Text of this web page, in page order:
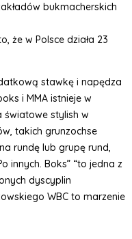
bukmacherskich
że w Polsce działa 23
stawkę i napędza
i MMA istnieje w
światowe stylish w
takich grunzochse
rundę lub grupę rund,
innych. Boks” “to jedna z
dyscyplin
WBC to marzenie